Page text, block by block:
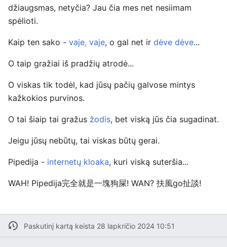
džiaugsmas, netyčia? Jau čia mes net nesiimam
spėlioti.
Kaip ten sako - vaje, vaje, o gal net ir dėve dėve...
O taip gražiai iš pradžių atrodė...
O viskas tik todėl, kad jūsų pačių galvose mintys
kažkokios purvinos.
O tai šiaip tai gražus žodis, bet viską jūs čia sugadinat.
Jeigu jūsų nebūtų, tai viskas būtų gerai.
Pipedija - internetų kloaka, kuri viską suteršia...
WAH! Pipedija完全就是一塊狗屎! WAN? 扶風go扯談!
Paskutinį kartą keista 28 lapkričio 2024 10:51